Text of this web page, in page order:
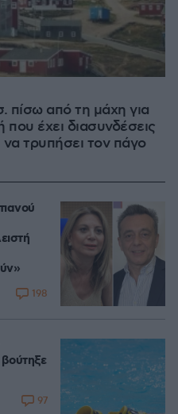
πίσω από τη μάχη για
που έχει διασυνδέσεις
να τρυπήσει τον πάγο
198
97